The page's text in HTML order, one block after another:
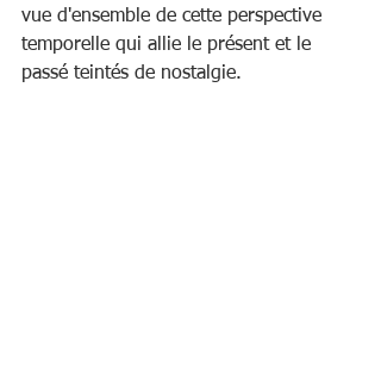
vue d'ensemble de cette perspective
temporelle qui allie le présent et le
passé teintés de nostalgie.